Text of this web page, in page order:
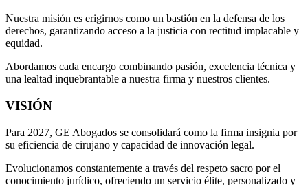
Nuestra misión es erigirnos como un bastión en la defensa de los
derechos, garantizando acceso a la justicia con rectitud implacable y
equidad.
Abordamos cada encargo combinando pasión, excelencia técnica y
una lealtad inquebrantable a nuestra firma y nuestros clientes.
VISIÓN
Para 2027, GE Abogados se consolidará como la firma insignia por
su eficiencia de cirujano y capacidad de innovación legal.
Evolucionamos constantemente a través del respeto sacro por el
conocimiento jurídico, ofreciendo un servicio élite, personalizado y